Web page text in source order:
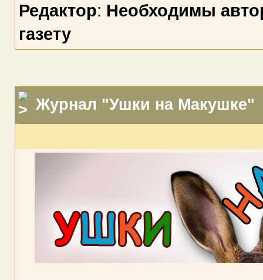
Редактор: Необходимы
газету
Журнал "Ушки на Макушке"